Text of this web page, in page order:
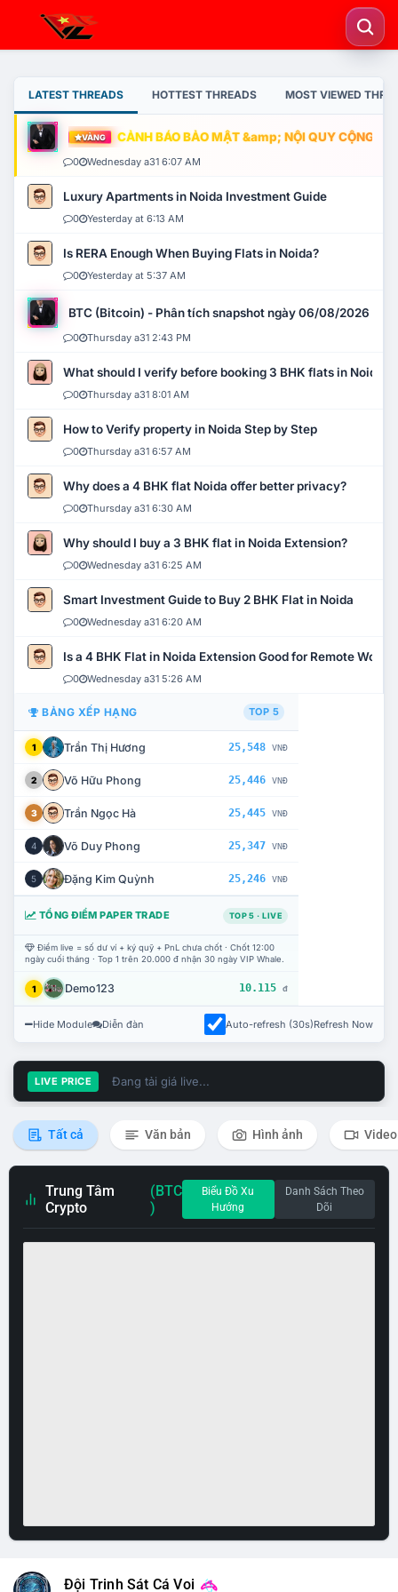
LATEST THREADS HOTTEST THREADS MOST VIEWED
VÀNG CẢNH BÁO BẢO MẬT &amp; NỘI QUY CỘNG
0 Wednesday a31 6:07 AM
Luxury Apartments in Noida Investment Guide
0 Yesterday at 6:13 AM
Is RERA Enough When Buying Flats in Noida?
0 Yesterday at 5:37 AM
BTC (Bitcoin) - Phân tích snapshot ngày 06/08/2026
0 Thursday a31 2:43 PM
What should I verify before booking 3 BHK flats in Noida?
0 Thursday a31 8:01 AM
How to Verify property in Noida Step by Step
0 Thursday a31 6:57 AM
Why does a 4 BHK flat Noida offer better privacy?
0 Thursday a31 6:30 AM
Why should I buy a 3 BHK flat in Noida Extension?
0 Wednesday a31 6:25 AM
Smart Investment Guide to Buy 2 BHK Flat in Noida
0 Wednesday a31 6:20 AM
Is a 4 BHK Flat in Noida Extension Good for Remote Work?
0 Wednesday a31 5:26 AM
BẢNG XẾP HẠNG TOP 5
1 Trần Thị Hương 25,548 VNĐ
2 Võ Hữu Phong 25,446 VNĐ
3 Trần Ngọc Hà 25,445 VNĐ
4 Võ Duy Phong 25,347 VNĐ
5 Đặng Kim Quỳnh 25,246 VNĐ
TỔNG ĐIỂM PAPER TRADE TOP 5 · LIVE
Điểm live = số dư ví + ký quỹ + PnL chưa chốt · Chốt 12:00
ngày cuối tháng · Top 1 trên 20.000 đ nhận 30 ngày VIP Whale.
1 Demo123 10.115 đ
Hide Module Diễn đàn Auto-refresh (30s)Refresh Now
LIVE PRICE Đang tải giá live...
Tất cả Văn bản Hình ảnh Video
Trung Tâm
Crypto
(BTC
)
Biểu Đồ Xu
Hướng
Danh Sách Theo
Dõi
Đội Trinh Sát Cá Voi